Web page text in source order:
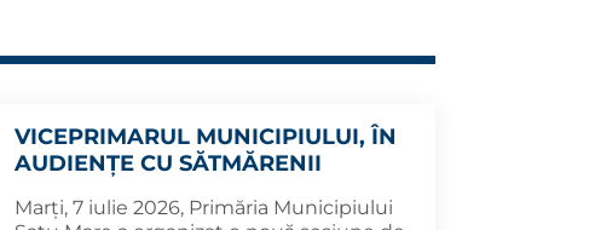
VICEPRIMARUL MUNICIPIULUI, ÎN
AUDIENȚE CU SĂTMĂRENII
Marți, 7 iulie 2026, Primăria Municipiului